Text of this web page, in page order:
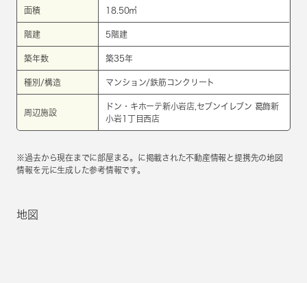
面積 18.50㎡
階建 5階建
築年数 築35年
種別/構造 マンション/鉄筋コンクリート
周辺施設
ドン・キホーテ新小岩店,セブンイレブン 葛飾新
小岩1丁目西店
※過去から現在までに部屋まる。に掲載された不動産情報と提携先の地図
情報を元に生成した参考情報です。
地図